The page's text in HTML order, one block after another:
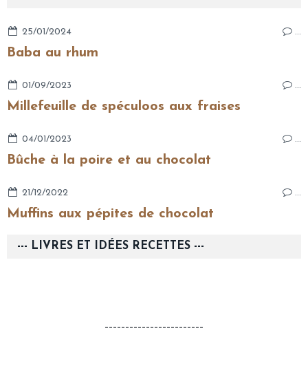
25/01/2024 …
Baba au rhum
01/09/2023 …
Millefeuille de spéculoos aux fraises
04/01/2023 …
Bûche à la poire et au chocolat
21/12/2022
Muffins aux pépites de chocolat
--- LIVRES ET IDÉES RECETTES ---
------------------------